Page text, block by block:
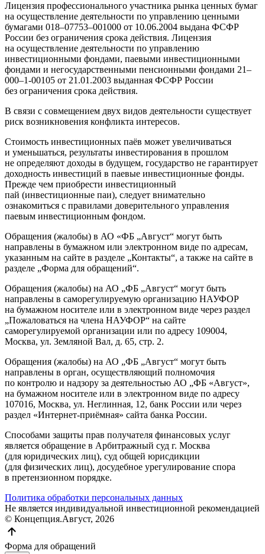
Лицензия профессионального участника рынка ценных бумаг
на осуществление деятельности по управлению ценными
бумагами 018–07753–001000 от 10.06.2004 выдана ФСФР
России без ограничения срока действия. Лицензия
на осуществление деятельности по управлению
инвестиционными фондами, паевыми инвестиционными
фондами и негосударственными пенсионными фондами 21–
000–1-00105 от 21.01.2003 выданная ФСФР России
без ограничения срока действия.
В связи с совмещением двух видов деятельности существует
риск возникновения конфликта интересов.
Стоимость инвестиционных паёв может увеличиваться
и уменьшаться, результаты инвестирования в прошлом
не определяют доходы в будущем, государство не гарантирует
доходность инвестиций в паевые инвестиционные фонды.
Прежде чем приобрести инвестиционный
пай (инвестиционные паи), следует внимательно
ознакомиться с правилами доверительного управления
паевым инвестиционным фондом.
Обращения (жалобы) в АО «ФБ „Август“ могут быть
направлены в бумажном или электронном виде по адресам,
указанным на сайте в разделе „Контакты“, а также на сайте в
разделе „Форма для обращений“.
Обращения (жалобы) на АО „ФБ „Август“ могут быть
направлены в саморегулируемую организацию НАУФОР
на бумажном носителе или в электронном виде через раздел
„Пожаловаться на члена НАУФОР“ на сайте
саморегулируемой организации или по адресу 109004,
Москва, ул. Земляной Вал, д. 65, стр. 2.
Обращения (жалобы) на АО „ФБ „Август“ могут быть
направлены в орган, осуществляющий полномочия
по контролю и надзору за деятельностью АО „ФБ «Август»,
на бумажном носителе или в электронном виде по адресу
107016, Москва, ул. Неглинная, 12, банк России или через
раздел «Интернет-приёмная» сайта банка России.
Способами защиты прав получателя финансовых услуг
является обращение в Арбитражный суд г. Москва
(для юридических лиц), суд общей юрисдикции
(для физических лиц), досудебное урегулирование спора
в претензионном порядке.
Политика обработки персональных данных
Не является индивидуальной инвестиционной рекомендацией
© Концепция.Август, 2026
Форма для обращений